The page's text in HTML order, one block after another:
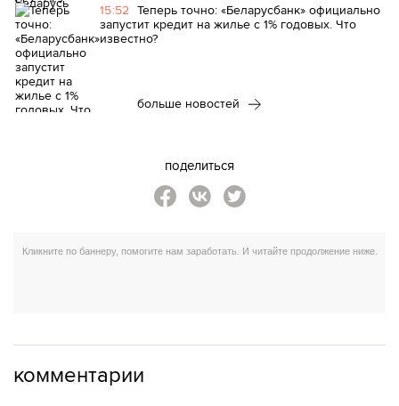
15:52 Теперь точно: «Беларусбанк» официально
запустит кредит на жилье с 1% годовых. Что
известно?
больше новостей
поделиться
комментарии